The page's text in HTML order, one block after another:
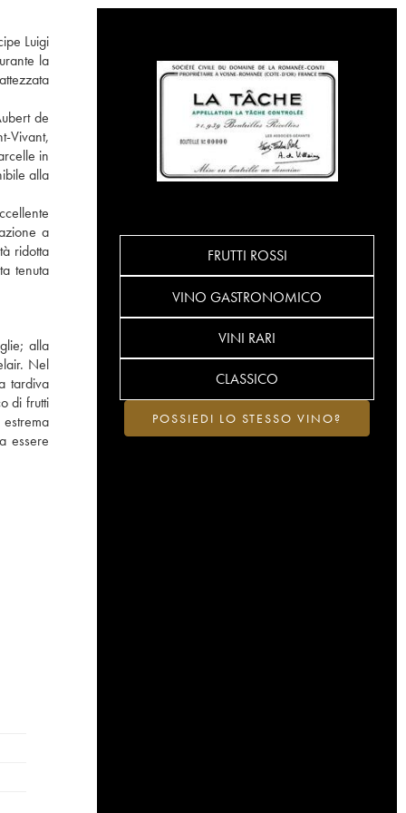
Luigi
la
de
Vivant,
in
alla
a
ridotta
tenuta
alla
Nel
tardiva
di frutti
essere
FRUTTI ROSSI
VINO GASTRONOMICO
VINI RARI
CLASSICO
POSSIEDI LO STESSO VINO?